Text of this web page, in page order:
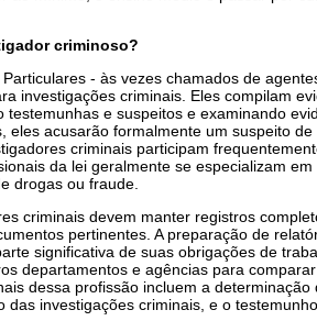
criminoso?
- às vezes chamados de
investigações criminais. Eles compilam
e suspeitos e examinando
eles acusarão formalmente um suspeito de
criminais participam
da lei geralmente se especializam em
drogas ou fraude.
criminais devem manter registros
pertinentes. A preparação de
significativa de suas obrigações de
departamentos e agências para
dessa profissão incluem a determinação
das investigações criminais, e o